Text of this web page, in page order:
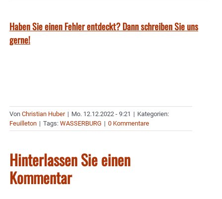
Haben Sie einen Fehler entdeckt? Dann schreiben Sie uns
gerne!
Von Christian Huber | Mo. 12.12.2022 - 9:21 | Kategorien:
Feuilleton | Tags: WASSERBURG | 0 Kommentare
Hinterlassen Sie einen
Kommentar